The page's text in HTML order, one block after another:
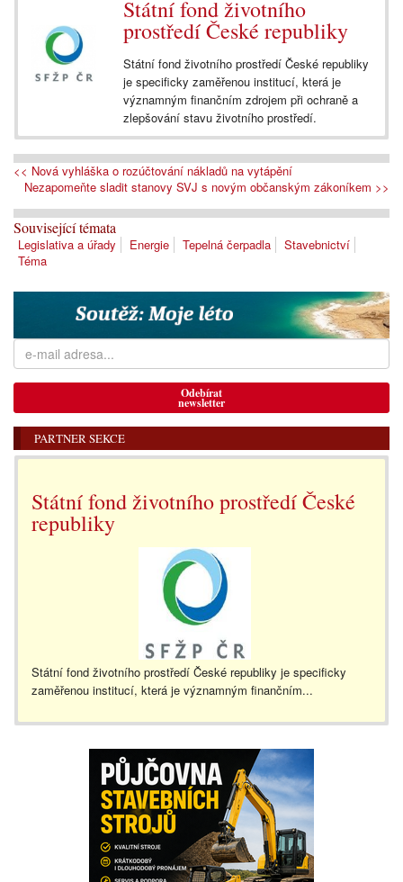
Státní fond životního
prostředí České republiky
Státní fond životního prostředí České republiky
je specificky zaměřenou institucí, která je
významným finančním zdrojem při ochraně a
zlepšování stavu životního prostředí.
<< Nová vyhláška o rozúčtování nákladů na vytápění
Nezapomeňte sladit stanovy SVJ s novým občanským zákoníkem >>
Související témata
Legislativa a úřady Energie Tepelná čerpadla
Stavebnictví
Téma
Odebírat
newsletter
PARTNER SEKCE
Státní fond životního prostředí České
republiky
Státní fond životního prostředí České republiky je specificky
zaměřenou institucí, která je významným finančním...